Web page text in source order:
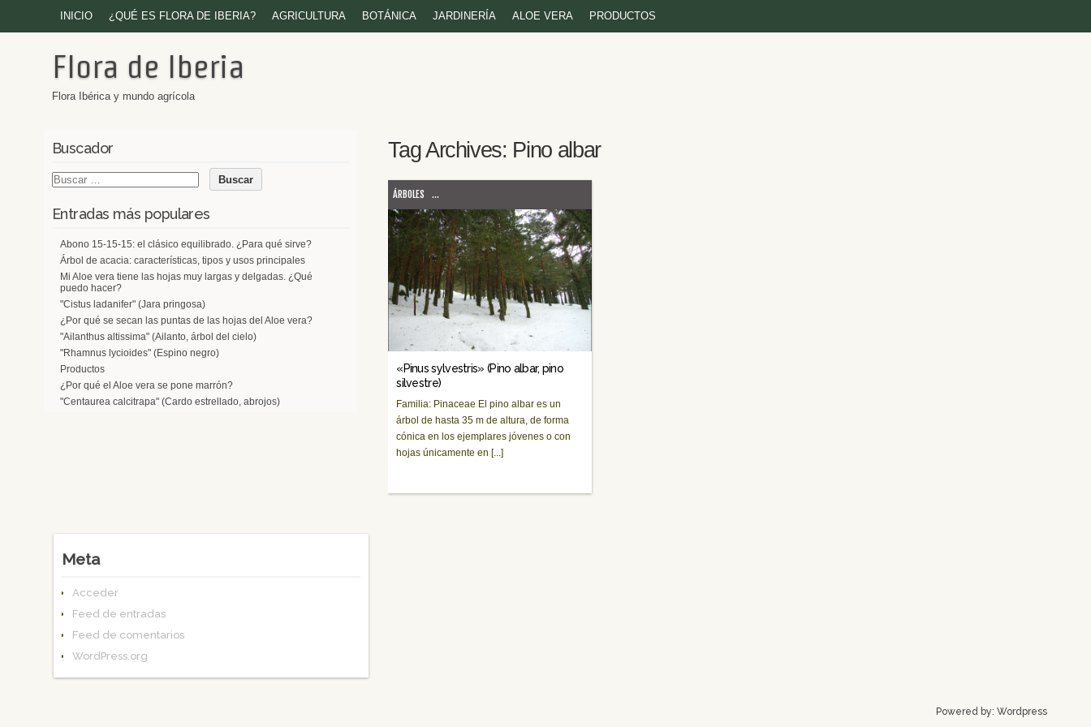
INICIO ¿QUÉ ES FLORA DE IBERIA? AGRICULTURA BOTÁNICA JARDINERÍA ALOE VERA PRODUCTOS
Flora de Iberia
Flora Ibérica y mundo agrícola
Tag Archives: Pino albar
ÁRBOLES ...
«Pinus sylvestris» (Pino albar, pino
silvestre)
Familia: Pinaceae El pino albar es un
árbol de hasta 35 m de altura, de forma
cónica en los ejemplares jóvenes o con
hojas únicamente en [...]
Buscador
Entradas más populares
Abono 15-15-15: el clásico equilibrado. ¿Para qué sirve?
Árbol de acacia: características, tipos y usos principales
Mi Aloe vera tiene las hojas muy largas y delgadas. ¿Qué
puedo hacer?
"Cistus ladanifer" (Jara pringosa)
¿Por qué se secan las puntas de las hojas del Aloe vera?
"Ailanthus altissima" (Ailanto, árbol del cielo)
"Rhamnus lycioides" (Espino negro)
Productos
¿Por qué el Aloe vera se pone marrón?
"Centaurea calcitrapa" (Cardo estrellado, abrojos)
Meta
Acceder
Feed de entradas
Feed de comentarios
WordPress.org
Powered by:Wordpress